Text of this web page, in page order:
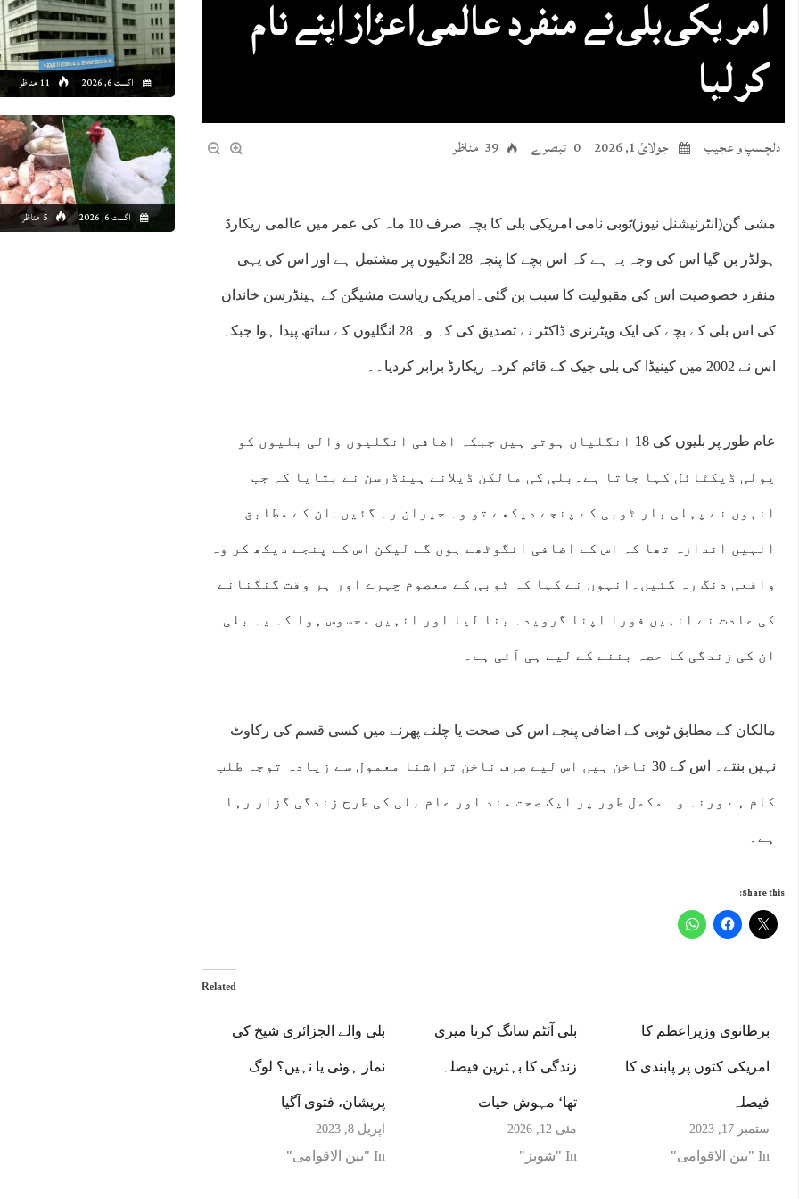
اگست 6, 2026 11 مناظر
اگست 6, 2026 5 مناظر
امریکی بلی نے منفرد عالمی اعزاز اپنے نام
کر لیا
دلچسپ و عجیب جولائ 1, 2026 0 تبصرے 39 مناظر
مشی گن(انٹرنیشنل نیوز)ٹوبی نامی امریکی بلی کا بچہ صرف 10 ماہ کی عمر میں عالمی ریکارڈ
ہولڈر بن گیا اس کی وجہ یہ ہے کہ اس بچے کا پنجہ 28 انگیوں پر مشتمل ہے اور اس کی یہی
منفرد خصوصیت اس کی مقبولیت کا سبب بن گئی۔امریکی ریاست مشیگن کے ہینڈرسن خاندان
کی اس بلی کے بچے کی ایک ویٹرنری ڈاکٹر نے تصدیق کی کہ وہ 28 انگلیوں کے ساتھ پیدا ہوا جبکہ
اس نے 2002 میں کینیڈا کی بلی جیک کے قائم کردہ ریکارڈ برابر کردیا۔۔
عام طور پر بلیوں کی 18 انگلیاں ہوتی ہیں جبکہ اضافی انگلیوں والی بلیوں کو
پولی ڈیکٹائل کہا جاتا ہے۔بلی کی مالکن ڈیلانے ہینڈرسن نے بتایا کہ جب
انہوں نے پہلی بار ٹوبی کے پنجے دیکھے تو وہ حیران رہ گئیں۔ان کے مطابق
انہیں اندازہ تھا کہ اس کے اضافی انگوٹھے ہوں گے لیکن اس کے پنجے دیکھ کر وہ
واقعی دنگ رہ گئیں۔انہوں نے کہا کہ ٹوبی کے معصوم چہرے اور ہر وقت گنگنانے
کی عادت نے انہیں فورا اپنا گرویدہ بنا لیا اور انہیں محسوس ہوا کہ یہ بلی
ان کی زندگی کا حصہ بننے کے لیے ہی آئی ہے۔
مالکان کے مطابق ٹوبی کے اضافی پنجے اس کی صحت یا چلنے پھرنے میں کسی قسم کی رکاوٹ
نہیں بنتے۔ اس کے 30 ناخن ہیں اس لیے صرف ناخن تراشنا معمول سے زیادہ توجہ طلب
کام ہے ورنہ وہ مکمل طور پر ایک صحت مند اور عام بلی کی طرح زندگی گزار رہا
ہے۔
Share this:
Related
بلی والے الجزائری شیخ کی
نماز ہوئی یا نہیں؟ لوگ
پریشان، فتوی آگیا
اپریل 8, 2023
In "بین الاقوامی"
بلی آئٹم سانگ کرنا میری
زندگی کا بہترین فیصلہ
تھا‘ مہوش حیات
مئی 12, 2026
In "شوبز"
برطانوی وزیراعظم کا
امریکی کتوں پر پابندی کا
فیصلہ
ستمبر 17, 2023
In "بین الاقوامی"